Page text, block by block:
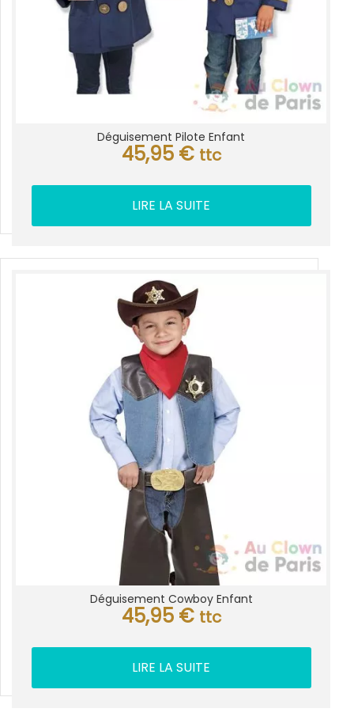
Déguisement Pilote Enfant
45,95 € ttc
LIRE LA SUITE
Déguisement Cowboy Enfant
45,95 € ttc
LIRE LA SUITE